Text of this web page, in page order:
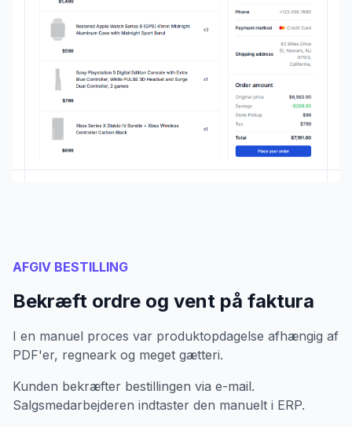
AFGIV BESTILLING
Bekræft ordre og vent på faktura
I en manuel proces var produktopdagelse afhængig af
PDF'er, regneark og meget gætteri.
Kunden bekræfter bestillingen via e-mail.
Salgsmedarbejderen indtaster den manuelt i ERP.